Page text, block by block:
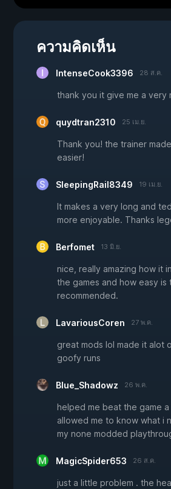
ความคิดเห็น
IntenseCook3396 28 ส.ค.
thank you it give me a very
quydtran2310 25 เม.ย.
Thank you! the trainer
easier!
SleepingRail8349 19 เม.ย.
It makes a very long and
more enjoyable. Thanks
Berfomet 13 มิ.ย.
nice, really amazing how it
the games and how easy is
recommended.
LavariousCoren 27 พ.ค.
great mods lol made it alot
goofy runs
Blue_Shadowz 26 พ.ค.
helped me beat the game
allowed me to know what i
my none modded
MagicSpider653 26 ส.ค.
just a little problem . the